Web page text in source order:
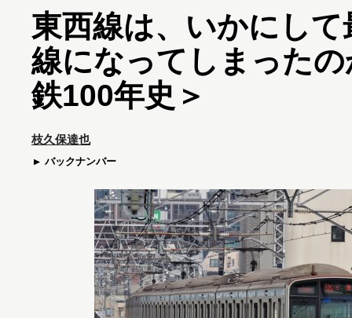
東西線は、いかにし
線になってしまった
鉄100年史＞
枝久保達也
バックナンバー